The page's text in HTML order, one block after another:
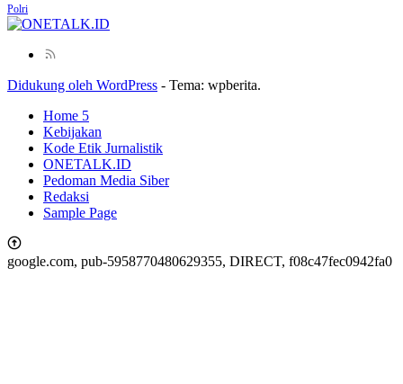
Polri
Didukung oleh WordPress - Tema: wpberita.
Home 5
Kebijakan
Kode Etik Jurnalistik
ONETALK.ID
Pedoman Media Siber
Redaksi
Sample Page
google.com, pub-5958770480629355, DIRECT, f08c47fec0942fa0